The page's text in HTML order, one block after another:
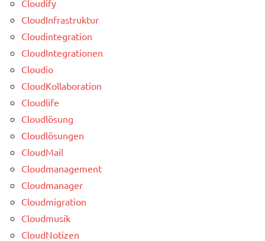
Cloudify
CloudInfrastruktur
Cloudintegration
CloudIntegrationen
Cloudio
CloudKollaboration
Cloudlife
Cloudlösung
Cloudlösungen
CloudMail
Cloudmanagement
Cloudmanager
Cloudmigration
Cloudmusik
CloudNotizen